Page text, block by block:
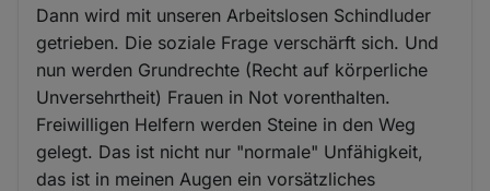
Dann wird mit unseren Arbeitslosen Schindluder
getrieben. Die soziale Frage verschärft sich. Und
nun werden Grundrechte (Recht auf körperliche
Unversehrtheit) Frauen in Not vorenthalten.
Freiwilligen Helfern werden Steine in den Weg
gelegt. Das ist nicht nur "normale" Unfähigkeit,
das ist in meinen Augen ein vorsätzliches